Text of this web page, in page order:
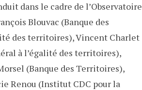
dans le cadre de l’Observatoire
Blouvac (Banque des
des territoires), Vincent Charlet
à l’égalité des territoires),
(Banque des Territoires),
Renou (Institut CDC pour la